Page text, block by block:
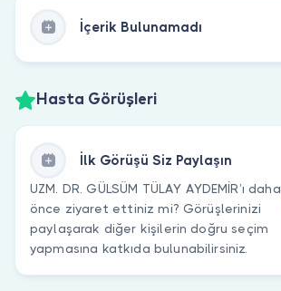
İçerik Bulunamadı
Hasta Görüşleri
İlk Görüşü Siz Paylaşın
UZM. DR. GÜLSÜM TÜLAY AYDEMİR’ı daha
önce ziyaret ettiniz mi? Görüşlerinizi
paylaşarak diğer kişilerin doğru seçim
yapmasına katkıda bulunabilirsiniz.